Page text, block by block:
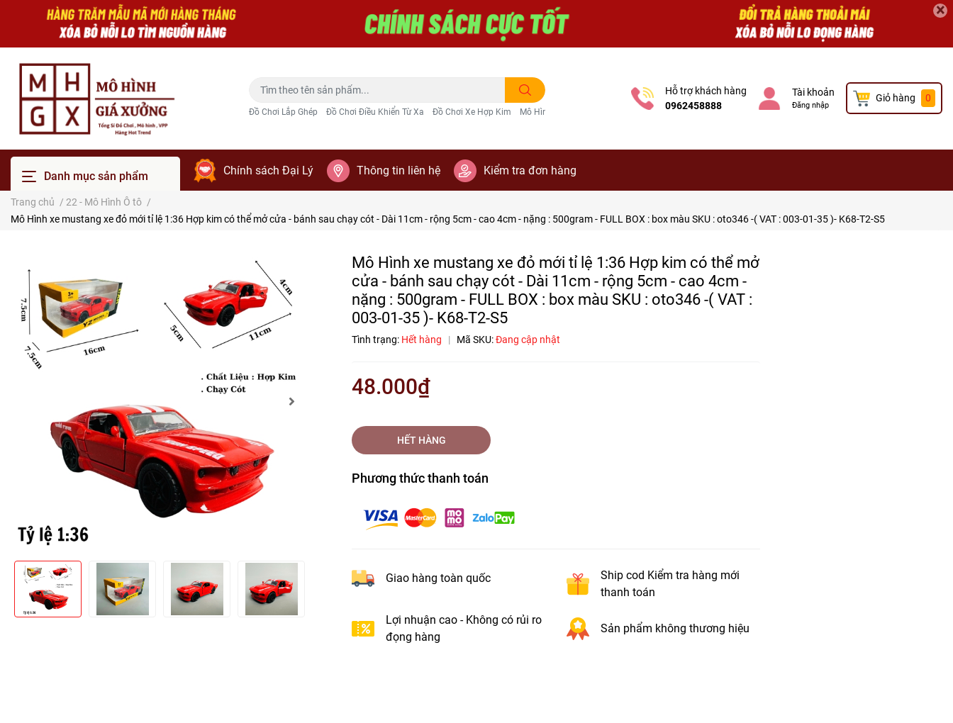
×
Đồ Chơi Lắp Ghép Đồ Chơi Điều Khiển Từ Xa Đồ Chơi Xe Hợp Kim Mô Hình Trang Trí
Hỗ trợ khách hàng
0962458888
Tài khoản
Đăng nhập
Giỏ hàng 0
Danh mục sản phẩm Chính sách Đại Lý Thông tin liên hệ Kiểm tra đơn hàng
Trang chủ / 22 - Mô Hình Ô tô /
Mô Hình xe mustang xe đỏ mới tỉ lệ 1:36 Hợp kim có thể mở cửa - bánh sau chạy cót - Dài 11cm - rộng 5cm - cao 4cm - nặng : 500gram - FULL BOX : box màu SKU : oto346 -( VAT : 003-01-35 )- K68-T2-S5
Mô Hình xe mustang xe đỏ mới tỉ lệ 1:36 Hợp kim có thể mở
cửa - bánh sau chạy cót - Dài 11cm - rộng 5cm - cao 4cm -
nặng : 500gram - FULL BOX : box màu SKU : oto346 -( VAT :
003-01-35 )- K68-T2-S5
Tình trạng: Hết hàng | Mã SKU:Đang cập nhật
48.000₫
HẾT HÀNG
Phương thức thanh toán
Giao hàng toàn quốc
Ship cod Kiểm tra hàng mới
thanh toán
Lợi nhuận cao - Không có rủi ro
đọng hàng
Sản phẩm không thương hiệu